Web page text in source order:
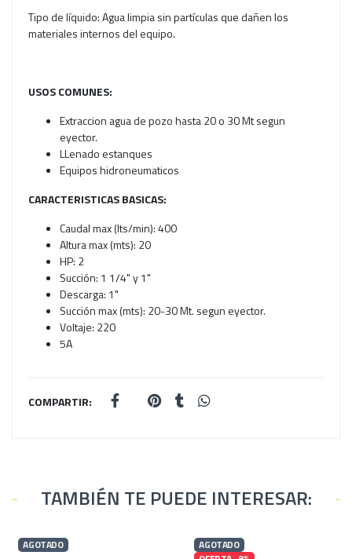
Tipo de líquido: Agua limpia sin partículas que dañen los
materiales internos del equipo.
USOS COMUNES:
Extraccion agua de pozo hasta 20 o 30 Mt segun
eyector.
LLenado estanques
Equipos hidroneumaticos
CARACTERISTICAS BASICAS:
Caudal max (lts/min): 400
Altura max (mts): 20
HP: 2
Succión: 1 1/4" y 1"
Descarga: 1"
Succión max (mts): 20-30 Mt. segun eyector.
Voltaje: 220
5A
COMPARTIR:
TAMBIÉN TE PUEDE INTERESAR:
AGOTADO
AGOTADO